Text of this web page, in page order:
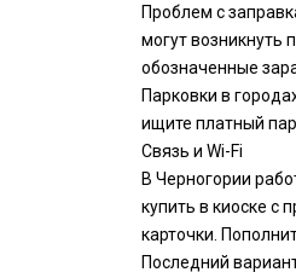
Проблем с
могут возникнуть
обозначенные
Парковки в
ищите платный
Связь и Wi-Fi
В Черногории
купить в киоске с
карточки.
Последний